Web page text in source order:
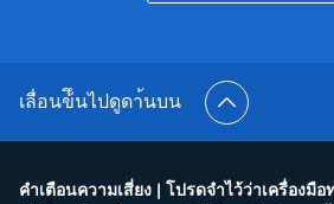
เลื่อนข้ึนไปดูดา้นบน
คำเตือนความเสี่ยง | โปรดจำไว้ว่าเครื่องมื